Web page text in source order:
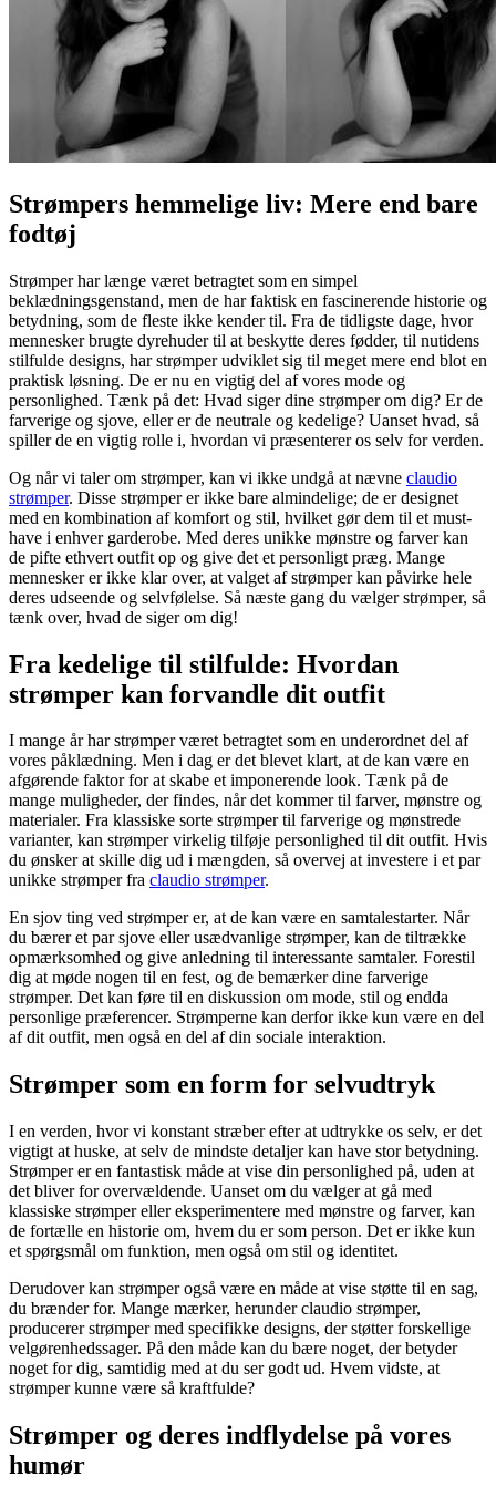
Strømpers hemmelige liv: Mere end bare
fodtøj
Strømper har længe været betragtet som en simpel
beklædningsgenstand, men de har faktisk en fascinerende historie og
betydning, som de fleste ikke kender til. Fra de tidligste dage, hvor
mennesker brugte dyrehuder til at beskytte deres fødder, til nutidens
stilfulde designs, har strømper udviklet sig til meget mere end blot en
praktisk løsning. De er nu en vigtig del af vores mode og
personlighed. Tænk på det: Hvad siger dine strømper om dig? Er de
farverige og sjove, eller er de neutrale og kedelige? Uanset hvad, så
spiller de en vigtig rolle i, hvordan vi præsenterer os selv for verden.
Og når vi taler om strømper, kan vi ikke undgå at nævne claudio
strømper. Disse strømper er ikke bare almindelige; de er designet
med en kombination af komfort og stil, hvilket gør dem til et must-
have i enhver garderobe. Med deres unikke mønstre og farver kan
de pifte ethvert outfit op og give det et personligt præg. Mange
mennesker er ikke klar over, at valget af strømper kan påvirke hele
deres udseende og selvfølelse. Så næste gang du vælger strømper, så
tænk over, hvad de siger om dig!
Fra kedelige til stilfulde: Hvordan
strømper kan forvandle dit outfit
I mange år har strømper været betragtet som en underordnet del af
vores påklædning. Men i dag er det blevet klart, at de kan være en
afgørende faktor for at skabe et imponerende look. Tænk på de
mange muligheder, der findes, når det kommer til farver, mønstre og
materialer. Fra klassiske sorte strømper til farverige og mønstrede
varianter, kan strømper virkelig tilføje personlighed til dit outfit. Hvis
du ønsker at skille dig ud i mængden, så overvej at investere i et par
unikke strømper fra claudio strømper.
En sjov ting ved strømper er, at de kan være en samtalestarter. Når
du bærer et par sjove eller usædvanlige strømper, kan de tiltrække
opmærksomhed og give anledning til interessante samtaler. Forestil
dig at møde nogen til en fest, og de bemærker dine farverige
strømper. Det kan føre til en diskussion om mode, stil og endda
personlige præferencer. Strømperne kan derfor ikke kun være en del
af dit outfit, men også en del af din sociale interaktion.
Strømper som en form for selvudtryk
I en verden, hvor vi konstant stræber efter at udtrykke os selv, er det
vigtigt at huske, at selv de mindste detaljer kan have stor betydning.
Strømper er en fantastisk måde at vise din personlighed på, uden at
det bliver for overvældende. Uanset om du vælger at gå med
klassiske strømper eller eksperimentere med mønstre og farver, kan
de fortælle en historie om, hvem du er som person. Det er ikke kun
et spørgsmål om funktion, men også om stil og identitet.
Derudover kan strømper også være en måde at vise støtte til en sag,
du brænder for. Mange mærker, herunder claudio strømper,
producerer strømper med specifikke designs, der støtter forskellige
velgørenhedssager. På den måde kan du bære noget, der betyder
noget for dig, samtidig med at du ser godt ud. Hvem vidste, at
strømper kunne være så kraftfulde?
Strømper og deres indflydelse på vores
humør